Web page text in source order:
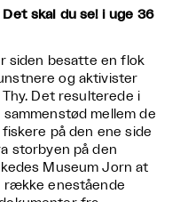
skal du se! i uge 36
siden besatte en flok
og aktivister
Thy. Det resulterede i
mellem de
på den ene side
storbyen på den
Museum Jorn at
række enestående